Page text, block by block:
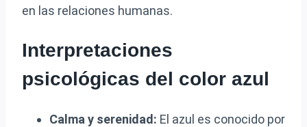
en las relaciones humanas.
Interpretaciones
psicológicas del color azul
Calma y serenidad: El azul es conocido por